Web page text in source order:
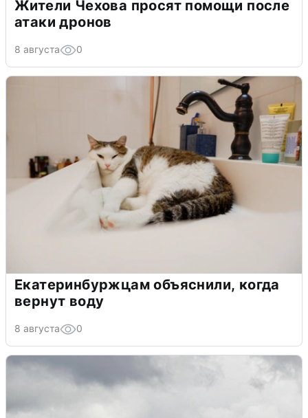
Жители Чехова просят помощи после
атаки дронов
8 августа 0
Екатеринбуржцам объяснили, когда
вернут воду
8 августа 0